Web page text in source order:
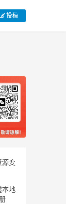
投稿
源变
本地